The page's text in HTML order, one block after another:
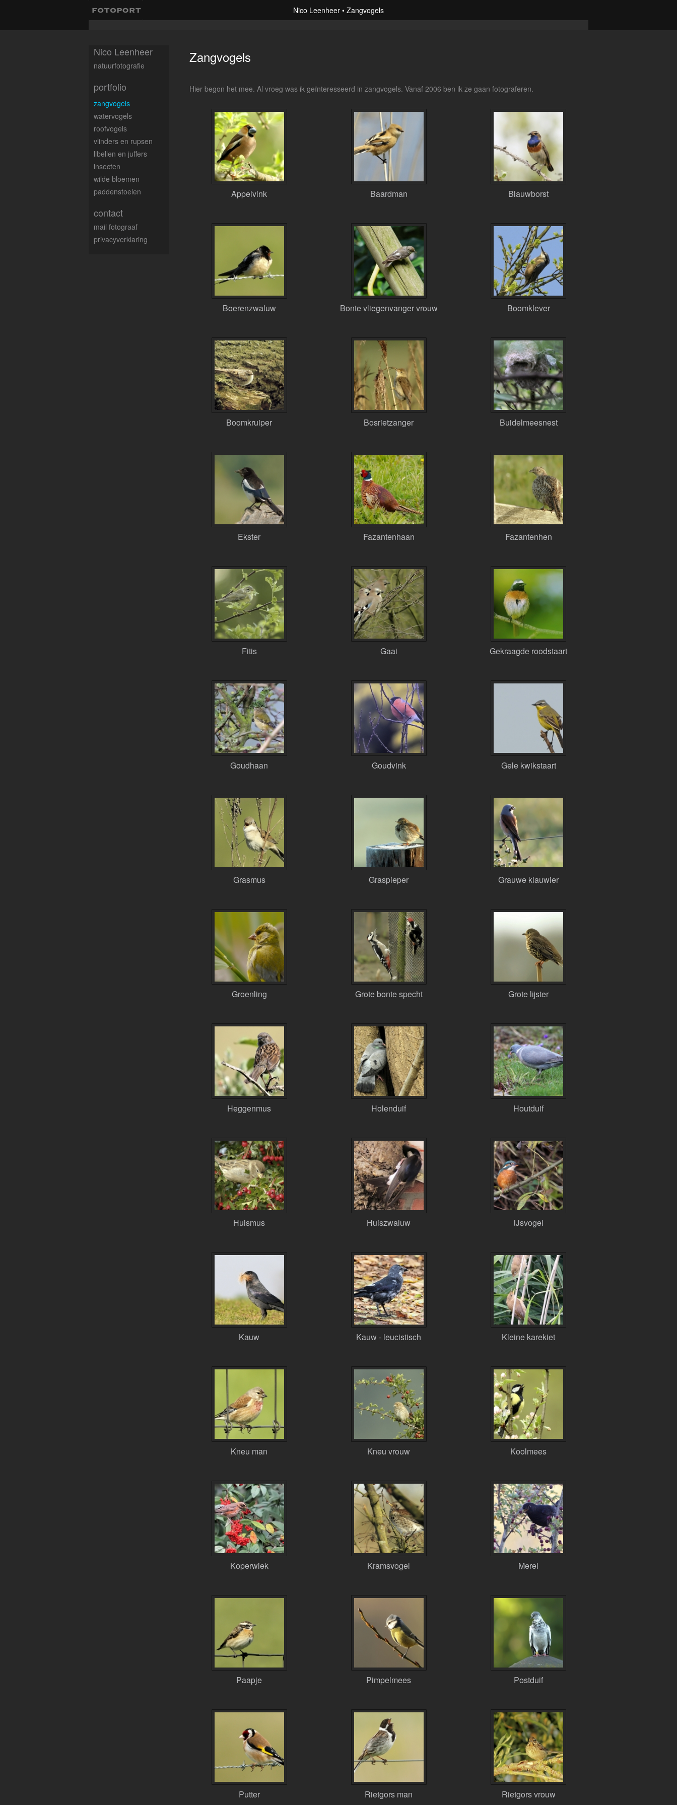
Nico Leenheer Zangvogels
Zangvogels
Hier begon het mee. Al vroeg was ik geïnteresseerd in zangvogels. Vanaf 2006 ben ik ze gaan fotograferen.
Appelvink Baardman Blauwborst
Boerenzwaluw Bonte vliegenvanger vrouw Boomklever
Boomkruiper Bosrietzanger Buidelmeesnest
Ekster Fazantenhaan Fazantenhen
Fitis Gaai Gekraagde roodstaart
Goudhaan Goudvink Gele kwikstaart
Grasmus Graspieper Grauwe klauwier
Groenling Grote bonte specht Grote lijster
Heggenmus Holenduif Houtduif
Huismus Huiszwaluw IJsvogel
Kauw Kauw - leucistisch Kleine karekiet
Kneu man Kneu vrouw Koolmees
Koperwiek Kramsvogel Merel
Paapje Pimpelmees Postduif
Putter Rietgors man Rietgors vrouw
Nico Leenheer
natuurfotografie
portfolio
zangvogels
watervogels
roofvogels
vlinders en rupsen
libellen en juffers
insecten
wilde bloemen
paddenstoelen
contact
mail fotograaf
privacyverklaring